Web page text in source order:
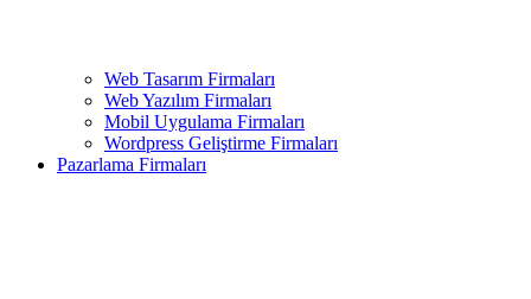
Web Tasarım Firmaları
Web Yazılım Firmaları
Mobil Uygulama Firmaları
Wordpress Geliştirme Firmaları
Pazarlama Firmaları